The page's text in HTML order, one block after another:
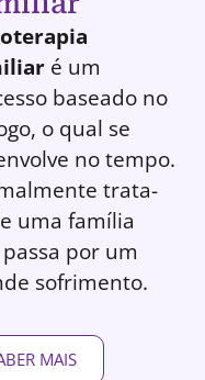
é um
baseado no
o qual se
no tempo.
trata-
uma família
por um
sofrimento.
MAIS